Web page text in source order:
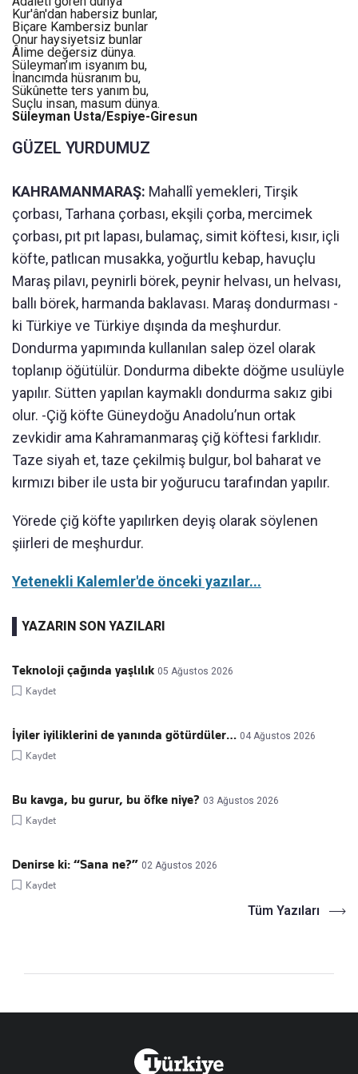
Kur'ân'dan habersiz bunlar,
Biçare Kambersiz bunlar
Onur haysiyetsiz bunlar
Âlime değersiz dünya.
Süleyman’ım isyanım bu,
İnancımda hüsranım bu,
Sükûnette ters yanım bu,
Suçlu insan, masum dünya.
Süleyman Usta/Espiye-Giresun
GÜZEL YURDUMUZ
KAHRAMANMARAŞ: Mahallî yemekleri, Tirşik
çorbası, Tarhana çorbası, ekşili çorba, mercimek
çorbası, pıt pıt lapası, bulamaç, simit köftesi, kısır, içli
köfte, patlıcan musakka, yoğurtlu kebap, havuçlu
Maraş pilavı, peynirli börek, peynir helvası, un helvası,
ballı börek, harmanda baklavası. Maraş dondurması -
ki Türkiye ve Türkiye dışında da meşhurdur.
Dondurma yapımında kullanılan salep özel olarak
toplanıp öğütülür. Dondurma dibekte döğme usulüyle
yapılır. Sütten yapılan kaymaklı dondurma sakız gibi
olur. -Çiğ köfte Güneydoğu Anadolu’nun ortak
zevkidir ama Kahramanmaraş çiğ köftesi farklıdır.
Taze siyah et, taze çekilmiş bulgur, bol baharat ve
kırmızı biber ile usta bir yoğurucu tarafından yapılır.
Yörede çiğ köfte yapılırken deyiş olarak söylenen
şiirleri de meşhurdur.
Yetenekli Kalemler'de önceki yazılar...
YAZARIN SON YAZILARI
Teknoloji çağında yaşlılık 05 Ağustos 2026
Kaydet
İyiler iyiliklerini de yanında götürdüler… 04 Ağustos 2026
Kaydet
Bu kavga, bu gurur, bu öfke niye? 03 Ağustos 2026
Kaydet
Denirse ki: “Sana ne?” 02 Ağustos 2026
Kaydet
Tüm Yazıları